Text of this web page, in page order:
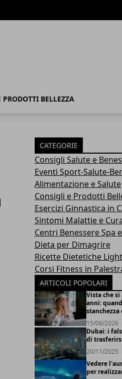
PRODOTTI BELLEZZA
CATEGORIE
Consigli Salute e
Eventi Sport-Salute-
Alimentazione e Salute
Consigli e Prodotti
Esercizi Ginnastica in
Sintomi Malattie e
Centri Benessere Spa
Dieta per Dimagrire
Ricette Dietetiche Light
Corsi Fitness in
ARTICOLI POPOLARI
Vista che
anni:
stanchezza
15/06/2026
Dubai: i
di
20/11/2025
Vedere
per